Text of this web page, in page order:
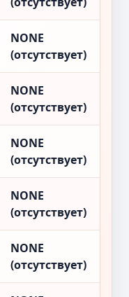
NONE
(отсутствует)
NONE
(отсутствует)
NONE
(отсутствует)
NONE
(отсутствует)
NONE
(отсутствует)